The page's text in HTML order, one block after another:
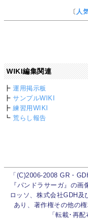
〔 人
WIKI編集関連
┣運用掲示板
┣サンプルWIKI
┣練習用WIKI
┗荒らし報告
「(C)2006-2008 GR・
『パンドラサーガ』の
ロッソ、株式会社GDH
あり、著作権その他の
「転載･再